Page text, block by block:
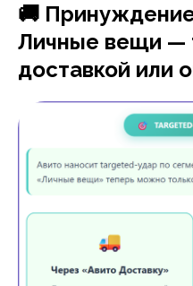
🚚
Личные вещи —
доставкой или